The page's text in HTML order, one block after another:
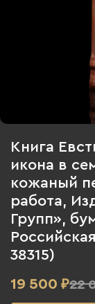
Книга
икона в
кожаный
работа,
Групп»,
38315)
19 500 ₽22